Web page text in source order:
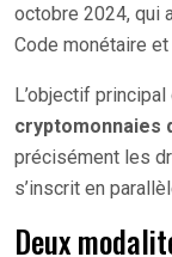
octobre 2024, qui
Code monétaire et
L’objectif
cryptomonnaies
précisément les
s’inscrit en
Deux